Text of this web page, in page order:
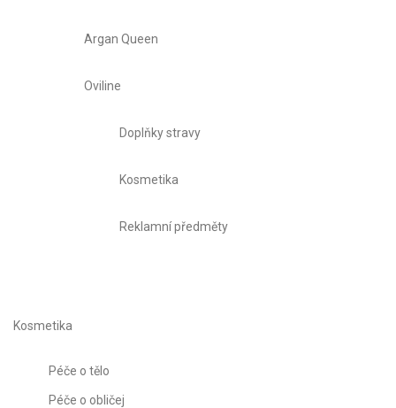
Argan Queen
Oviline
Doplňky stravy
Kosmetika
Reklamní předměty
Kosmetika
Péče o tělo
Péče o obličej